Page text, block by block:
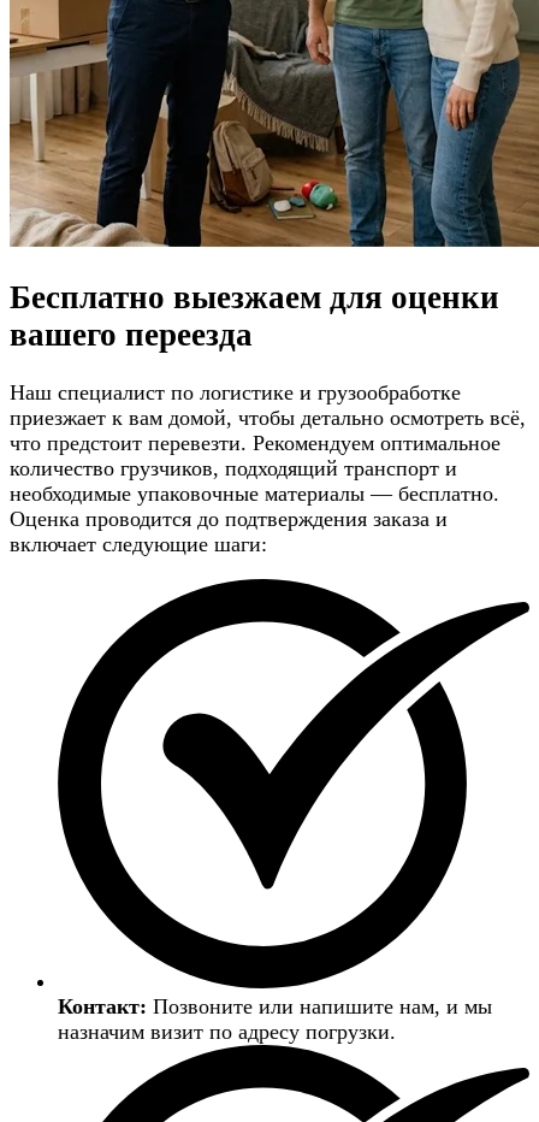
Бесплатно выезжаем для оценки
вашего переезда
Наш специалист по логистике и грузообработке
приезжает к вам домой, чтобы детально осмотреть всё,
что предстоит перевезти. Рекомендуем оптимальное
количество грузчиков, подходящий транспорт и
необходимые упаковочные материалы — бесплатно.
Оценка проводится до подтверждения заказа и
включает следующие шаги:
Контакт: Позвоните или напишите нам, и мы
назначим визит по адресу погрузки.